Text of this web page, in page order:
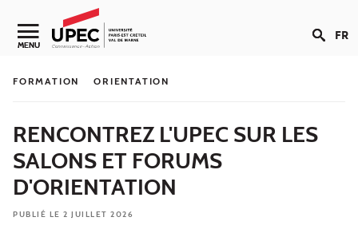
Aller au contenu
Navigation secondaire
MENU FR
FORMATION ORIENTATION
RENCONTREZ L'UPEC SUR LES
SALONS ET FORUMS
D'ORIENTATION
PUBLIÉ LE 2 JUILLET 2026